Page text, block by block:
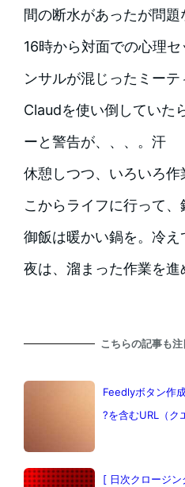
間の断水があったが問題
16時から対面での心理
ンサルが混じったミーテ
Claudを使い倒していた
ーと警告が、、、。汗
休憩しつつ、いろいろ
こからライフに行って
御飯は暖かい鍋を。冷え
夜は、溜まった作業を進
こちらの記事も
Feedlyボタン作
?を含むURL（ク
[ 日次クロージ